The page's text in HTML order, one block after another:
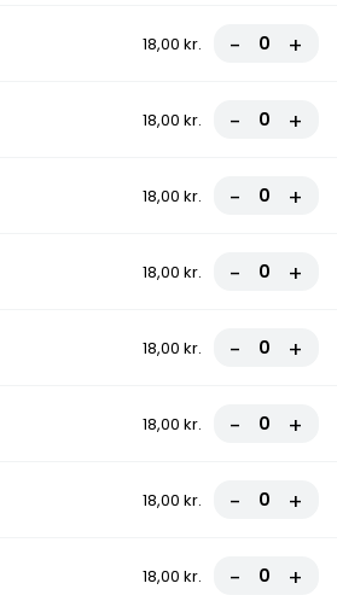
og
og løg
18,00 kr. - +
18,00 kr. - +
18,00 kr. - +
18,00 kr. - +
18,00 kr. - +
18,00 kr. - +
18,00 kr. - +
18,00 kr. - +